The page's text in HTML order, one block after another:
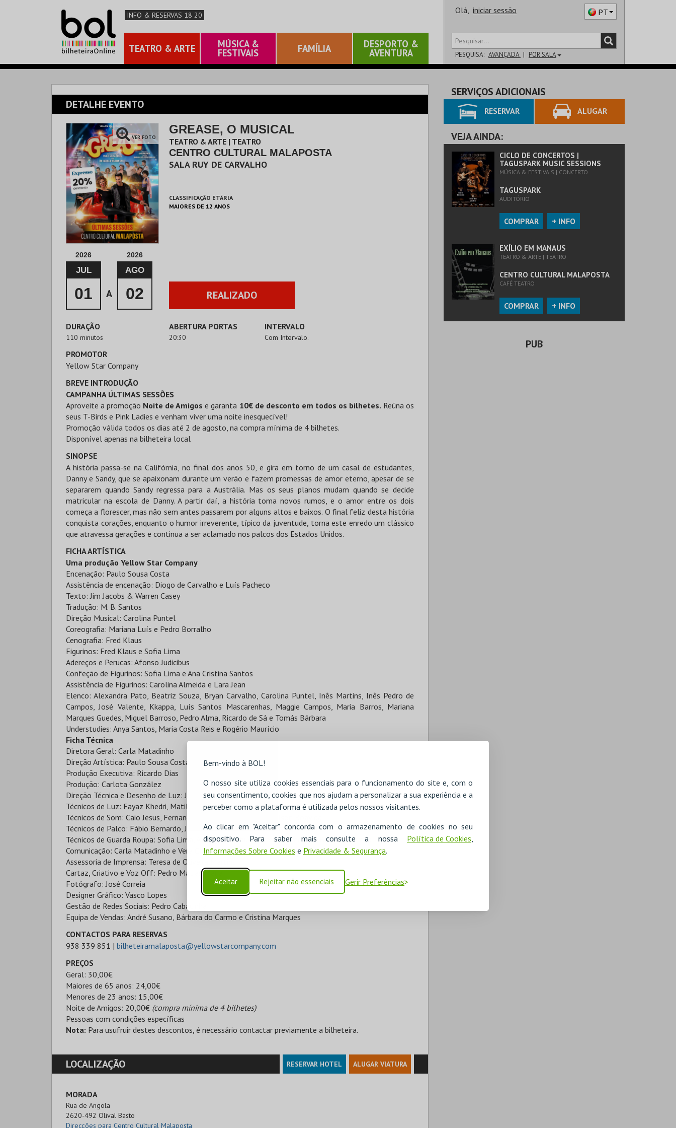
Bem-vindo à BOL!
O nosso site utiliza cookies essenciais para o funcionamento do site e, com o
seu consentimento, cookies que nos ajudam a personalizar a sua experiência e a
perceber como a plataforma é utilizada pelos nossos visitantes.
Ao clicar em "Aceitar" concorda com o armazenamento de cookies no seu
dispositivo. Para saber mais consulte a nossa Política de Cookies
Informações Sobre Cookies e Privacidade & Segurança.
Aceitar Rejeitar não essenciais Gerir Preferências
INFO & RESERVAS 18 20
TEATRO & ARTE MÚSICA &
FESTIVAIS FAMÍLIA DESPORTO &
AVENTURA
Olá, iniciar sessão PT
PESQUISA: AVANÇADA POR SALA
SALA
DETALHE EVENTO
VER FOTO
GREASE, O MUSICAL
TEATRO & ARTE | TEATRO
CENTRO CULTURAL MALAPOSTA
SALA RUY DE CARVALHO
CLASSIFICAÇÃO ETÁRIA
MAIORES DE 12 ANOS
2026
JUL
01 A
2026
AGO
02 REALIZADO
DURAÇÃO
110 minutos
ABERTURA PORTAS
20:30
INTERVALO
Com Intervalo.
PROMOTOR
Yellow Star Company
BREVE INTRODUÇÃO
CAMPANHA ÚLTIMAS SESSÕES
Aproveite a promoção Noite de Amigos e garanta 10€ de desconto em todos os bilhetes. Reúna os
seus T-Birds e Pink Ladies e venham viver uma noite inesquecível!
Promoção válida todos os dias até 2 de agosto, na compra mínima de 4 bilhetes.
Disponível apenas na bilheteira local
SINOPSE
A história passa-se na Califórnia, no final dos anos 50, e gira em torno de um casal de estudantes,
Danny e Sandy, que se apaixonam durante um verão e fazem promessas de amor eterno, apesar de se
separarem quando Sandy regressa para a Austrália. Mas os seus planos mudam quando se decide
matricular na escola de Danny. A partir daí, a história toma novos rumos, e o amor entre os dois
começa a florescer, mas não sem antes passarem por alguns altos e baixos. O final feliz desta história
conquista corações, enquanto o humor irreverente, típico da juventude, torna este enredo um clássico
que atravessa gerações e continua a ser aclamado nos palcos dos Estados Unidos.
FICHA ARTÍSTICA
Uma produção Yellow Star Company
Encenação: Paulo Sousa Costa
Assistência de encenação: Diogo de Carvalho e Luís Pacheco
Texto: Jim Jacobs & Warren Casey
Tradução: M. B. Santos
Direção Musical: Carolina Puntel
Coreografia: Mariana Luís e Pedro Borralho
Cenografia: Fred Klaus
Figurinos: Fred Klaus e Sofia Lima
Adereços e Perucas: Afonso Judicibus
Confeção de Figurinos: Sofia Lima e Ana Cristina Santos
Assistência de Figurinos: Carolina Almeida e Lara Jean
Elenco: Alexandra Pato, Beatriz Souza, Bryan Carvalho, Carolina Puntel, Inês Martins, Inês Pedro de
Campos, José Valente, Kkappa, Luís Santos Mascarenhas, Maggie Campos, Maria Barros, Mariana
Marques Guedes, Miguel Barroso, Pedro Alma, Ricardo de Sá e Tomás Bárbara
Understudies: Anya Santos, Maria Costa Reis e Rogério Maurício
Ficha Técnica
Diretora Geral: Carla Matadinho
Direção Artística: Paulo Sousa Costa
Produção Executiva: Ricardo Dias
Produção: Carlota González
Direção Técnica e Desenho de Luz: João Almeida
Técnicos de Luz: Fayaz Khedri, Matilde Pereira e Rui Lavadinho
Técnicos de Som: Caio Jesus, Fernando Lopes, Fred Castro e Nélson Boavida
Técnicos de Palco: Fábio Bernardo, João Duarte, José Teles e Taylor Soares
Técnicos de Guarda Roupa: Sofia Lima, Afonso Judicibus, Carolina Almeida e Beatriz Ferreira
Comunicação: Carla Matadinho e Vera Claro
Assessoria de Imprensa: Teresa de Oliveira Martins
Cartaz, Criativo e Voz Off: Pedro Matias Maria
Fotógrafo: José Correia
Designer Gráfico: Vasco Lopes
Gestão de Redes Sociais: Pedro Cabacinha
Equipa de Vendas: André Susano, Bárbara do Carmo e Cristina Marques
CONTACTOS PARA RESERVAS
938 339 851 | bilheteiramalaposta@yellowstarcompany.com
PREÇOS
Geral: 30,00€
Maiores de 65 anos: 24,00€
Menores de 23 anos: 15,00€
Noite de Amigos: 20,00€ (compra mínima de 4 bilhetes)
Pessoas com condições específicas
Nota: Para usufruir destes descontos, é necessário contactar previamente a bilheteira.
LOCALIZAÇÃO RESERVAR HOTEL ALUGAR VIATURA
MORADA
Rua de Angola
2620-492 Olival Basto
Direcções para Centro Cultural Malaposta
SERVIÇOS ADICIONAIS
RESERVAR ALUGAR
VEJA AINDA:
CICLO DE CONCERTOS |
TAGUSPARK MUSIC SESSIONS
MÚSICA & FESTIVAIS | CONCERTO
TAGUSPARK
AUDITÓRIO
COMPRAR + INFO
EXÍLIO EM MANAUS
TEATRO & ARTE | TEATRO
CENTRO CULTURAL MALAPOSTA
CAFÉ TEATRO
COMPRAR + INFO
PUB